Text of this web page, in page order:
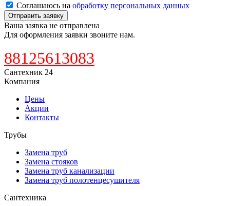
Соглашаюсь на обработку персональных данных
Отправить заявку
Ваша заявка не отправлена
Для оформления заявки звоните нам.
88125613083
Сантехник 24
Компания
Цены
Акции
Контакты
Трубы
Замена труб
Замена стояков
Замена труб канализации
Замена труб полотенцесушителя
Сантехника